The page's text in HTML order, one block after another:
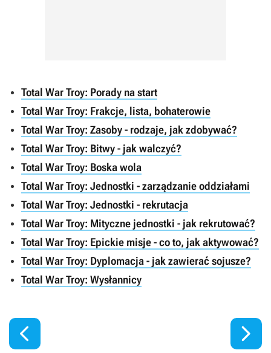
Total War Troy: Porady na start
Total War Troy: Frakcje, lista, bohaterowie
Total War Troy: Zasoby - rodzaje, jak zdobywać?
Total War Troy: Bitwy - jak walczyć?
Total War Troy: Boska wola
Total War Troy: Jednostki - zarządzanie oddziałami
Total War Troy: Jednostki - rekrutacja
Total War Troy: Mityczne jednostki - jak rekrutować?
Total War Troy: Epickie misje - co to, jak aktywować?
Total War Troy: Dyplomacja - jak zawierać sojusze?
Total War Troy: Wysłannicy
 